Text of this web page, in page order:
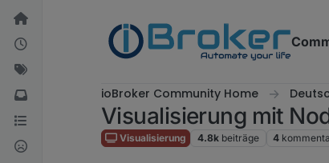
Weiter zum Inhalt
ioBroker Community Home
Visualisierung mit
Visualisierung 4.8k beiträge 4